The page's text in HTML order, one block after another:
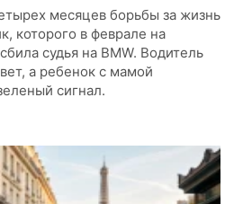
месяцев борьбы за жизнь
которого в феврале на
судья на BMW. Водитель
а ребенок с мамой
сигнал.